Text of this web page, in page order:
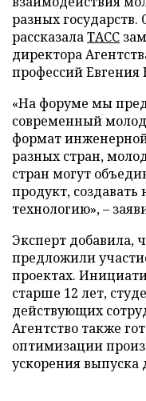
разных государств.
рассказалаТАСС
директора
профессий Евгения
«На форуме мы
современный
формат
разных стран,
стран могут
продукт,
технологию», –
Эксперт добавила,
предложили
проектах.
старше 12 лет,
действующих
Агентство также
оптимизации
ускорения выпуска